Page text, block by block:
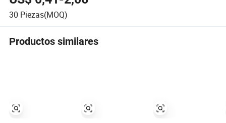
30 Piezas(MOQ)
Productos similares